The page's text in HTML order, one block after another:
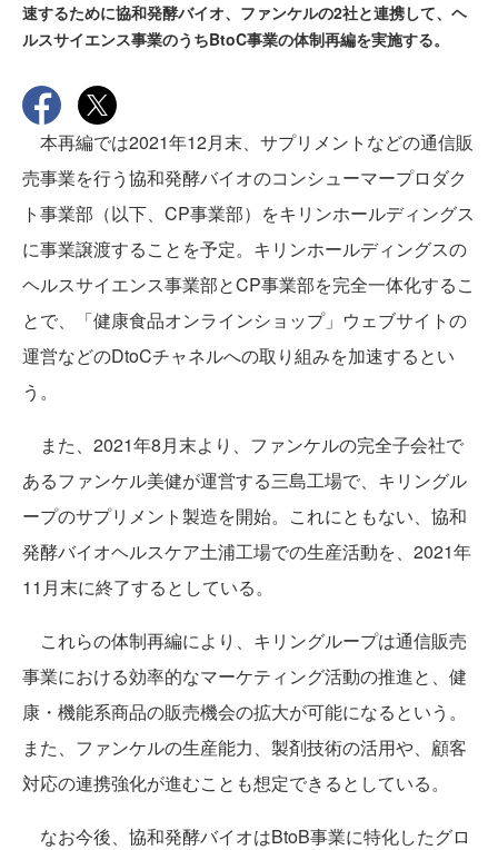
速するために協和発酵バイオ、ファンケルの2社と連携して、ヘ
ルスサイエンス事業のうちBtoC事業の体制再編を実施する。
本再編では2021年12月末、サプリメントなどの通信販
売事業を行う協和発酵バイオのコンシューマープロダク
ト事業部（以下、CP事業部）をキリンホールディングス
に事業譲渡することを予定。キリンホールディングスの
ヘルスサイエンス事業部とCP事業部を完全一体化するこ
とで、「健康食品オンラインショップ」ウェブサイトの
運営などのDtoCチャネルへの取り組みを加速するとい
う。
また、2021年8月末より、ファンケルの完全子会社で
あるファンケル美健が運営する三島工場で、キリングル
ープのサプリメント製造を開始。これにともない、協和
発酵バイオヘルスケア土浦工場での生産活動を、2021年
11月末に終了するとしている。
これらの体制再編により、キリングループは通信販売
事業における効率的なマーケティング活動の推進と、健
康・機能系商品の販売機会の拡大が可能になるという。
また、ファンケルの生産能力、製剤技術の活用や、顧客
対応の連携強化が進むことも想定できるとしている。
なお今後、協和発酵バイオはBtoB事業に特化したグロ